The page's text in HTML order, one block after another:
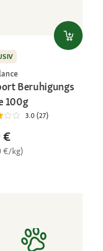
Beruhigungs
100g
3.0 (27)
€
€/kg)